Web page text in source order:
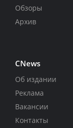
Обзоры
Архив
CNews
Об издании
Реклама
Вакансии
Контакты